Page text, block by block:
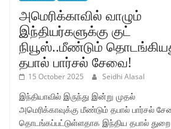
அமெரிக்காவில் வாழும்
இந்தியர்களுக்கு குட்
நியூஸ்..மீண்டும்
தபால் பார்சல் சேவை!
15 October 2025 Seidhi Alasal
இந்தியாவில் இருந்து இன்று முதல்
அமெரிக்காவுக்கு மீண்டும் தபால் பார்சல்
தொடங்கப்பட்டுள்ளதாக இந்திய தபால் துறை